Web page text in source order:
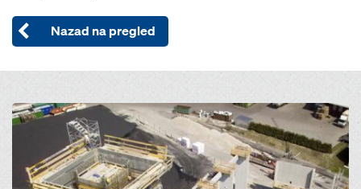
Nazad na pregled
Open